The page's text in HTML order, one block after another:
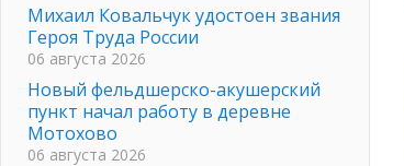
Михаил Ковальчук удостоен звания
Героя Труда России
06 августа 2026
Новый фельдшерско-акушерский
пункт начал работу в деревне
Мотохово
06 августа 2026